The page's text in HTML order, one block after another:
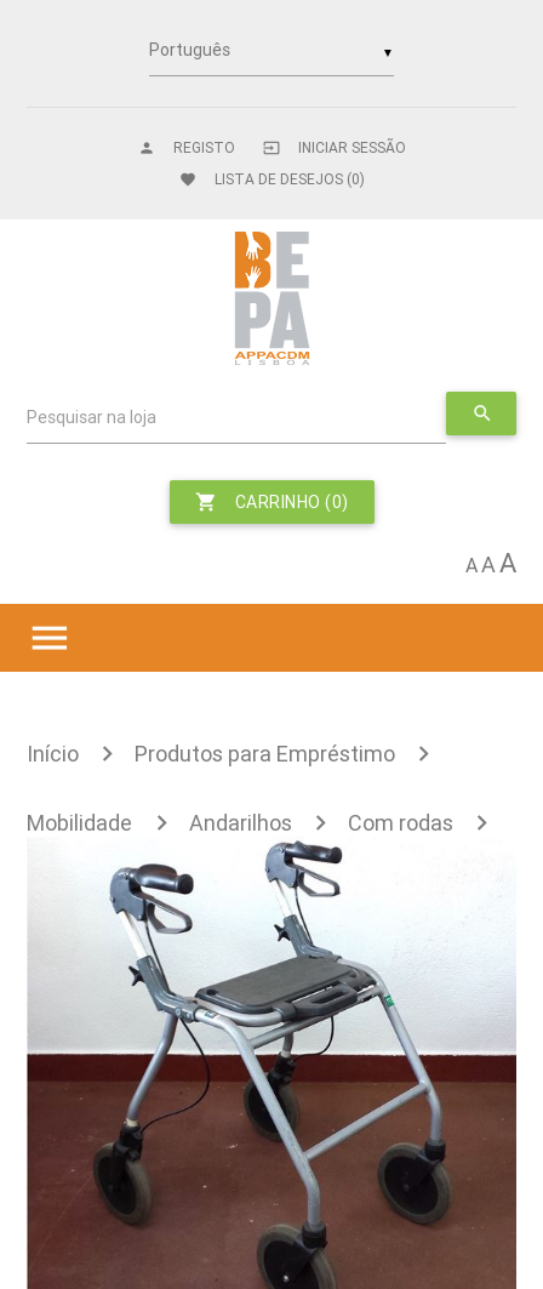
▼
REGISTO
person INICIAR SESSÃO
input
favorite
LISTA DE DESEJOS (0)
Pesquisar na loja search
CARRINHO (0)
shopping_cart
AAA
menu
Início Produtos para Empréstimo
Mobilidade Andarilhos Com rodas
Andarilho anterior Dolomite